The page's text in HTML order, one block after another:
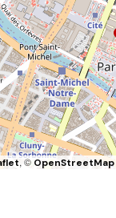
, ©OpenStreetMap